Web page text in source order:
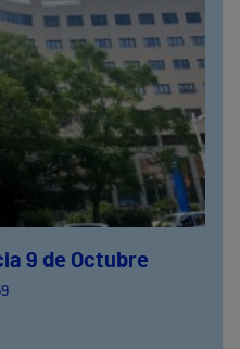
9 de Octubre